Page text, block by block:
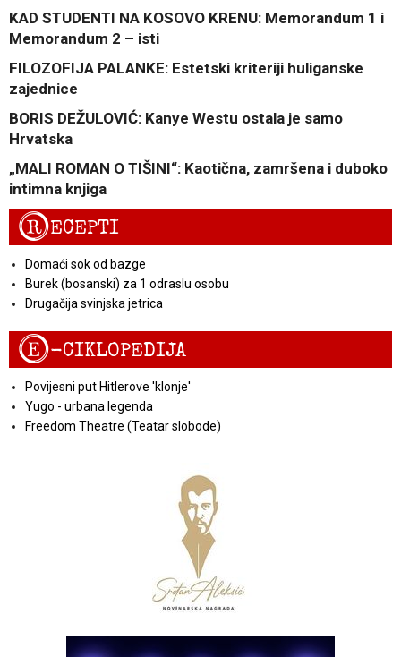
KAD STUDENTI NA KOSOVO KRENU: Memorandum 1 i
Memorandum 2 – isti
FILOZOFIJA PALANKE: Estetski kriteriji huliganske
zajednice
BORIS DEŽULOVIĆ: Kanye Westu ostala je samo
Hrvatska
„MALI ROMAN O TIŠINI“: Kaotična, zamršena i duboko
intimna knjiga
RECEPTI
Domaći sok od bazge
Burek (bosanski) za 1 odraslu osobu
Drugačija svinjska jetrica
E-CIKLOPEDIJA
Povijesni put Hitlerove 'klonje'
Yugo - urbana legenda
Freedom Theatre (Teatar slobode)